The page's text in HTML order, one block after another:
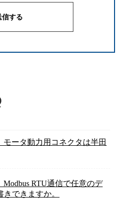
モータ動力用コネクタは半田
Modbus RTU通信で任意のデ
できますか。